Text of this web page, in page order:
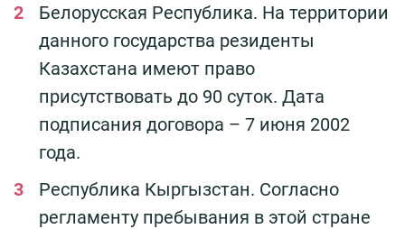
Белорусская Республика. На территории
данного государства резиденты
Казахстана имеют право
присутствовать до 90 суток. Дата
подписания договора – 7 июня 2002
года.
Республика Кыргызстан. Согласно
регламенту пребывания в этой стране